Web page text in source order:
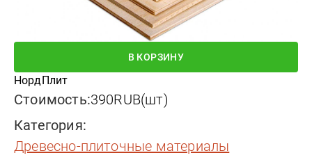
В КОРЗИНУ
НордПлит
Стоимость:390RUB(шт)
Категория:
древесно-плиточные материалы